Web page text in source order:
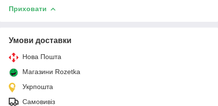
Приховати
Умови доставки
Нова Пошта
Магазини Rozetka
Укрпошта
Самовивіз